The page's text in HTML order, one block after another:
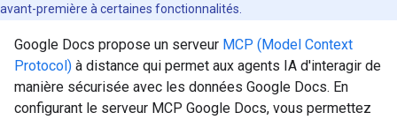
avant-première à certaines fonctionnalités.
Google Docs propose un serveur MCP (Model Context
Protocol) à distance qui permet aux agents IA d'interagir de
manière sécurisée avec les données Google Docs. En
configurant le serveur MCP Google Docs, vous permettez